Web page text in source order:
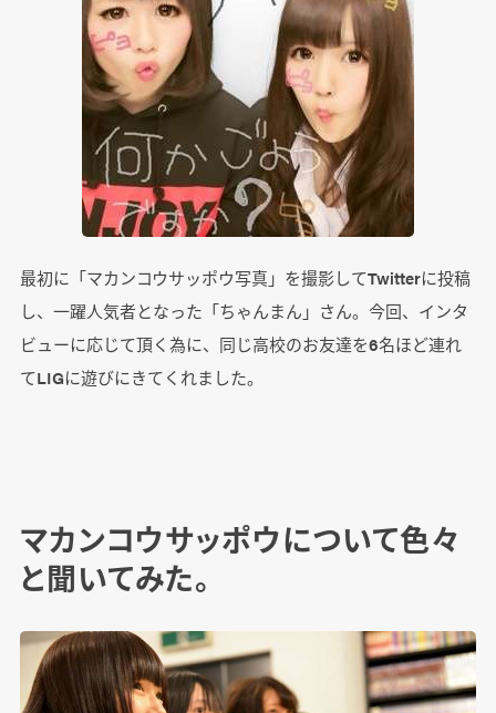
最初に「マカンコウサッポウ写真」を撮影してTwitterに投稿
し、一躍人気者となった「ちゃんまん」さん。今回、インタ
ビューに応じて頂く為に、同じ高校のお友達を6名ほど連れ
てLIGに遊びにきてくれました。
マカンコウサッポウについて色々
と聞いてみた。